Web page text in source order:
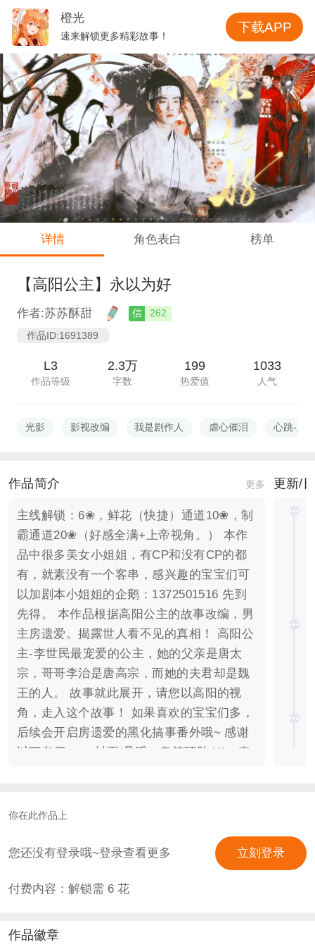
详情 角色表白 榜单
【高阳公主】永以为好
作者:苏苏酥甜 信
262
作品ID:1691389
L3
作品等级
2.3万
字数
199
热爱值
1033
人气
光影 影视改编 我是剧作人 虐心催泪 心跳-虐
作品简介 更多
主线解锁：6❀，鲜花（快捷）通道10❀，制
霸通道20❀（好感全满+上帝视角。） 本作
品中很多美女小姐姐，有CP和没有CP的都
有，就素没有一个客串，感兴趣的宝宝们可
以加剧本小姐姐的企鹅：1372501516 先到
先得。 本作品根据高阳公主的故事改编，男
主房遗爱。揭露世人看不见的真相！ 高阳公
主-李世民最宠爱的公主，她的父亲是唐太
宗，哥哥李治是唐高宗，而她的夫君却是魏
王的人。 故事就此展开，请您以高阳的视
角，走入这个故事！ 如果喜欢的宝宝们多，
后续会开启房遗爱的黑化搞事番外哦~ 感谢
以下老师—— 封面/悬浮：鬼笔环肽 UI：病
更新/
你在此作品上
您还没有登录哦~登录查看更多 立刻登录
付费内容：解锁需 6花
作品徽章
橙光
速来解锁更多精彩故事！
下载APP